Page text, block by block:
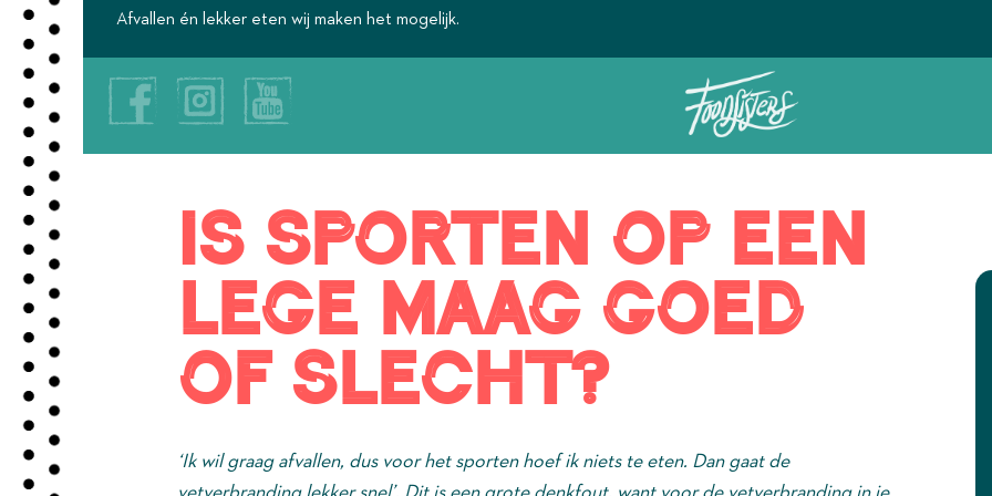
Afvallen én lekker eten wij maken het mogelijk.
Is sporten op een
lege maag goed
of slecht?
‘Ik wil graag afvallen, dus voor het sporten hoef ik niets te eten. Dan gaat de